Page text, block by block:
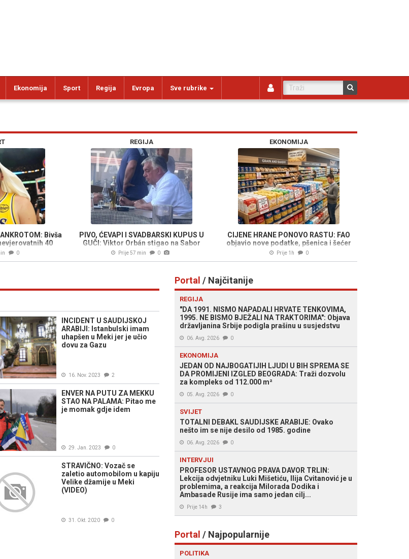
Ekonomija Sport Regija Evropa Sve rubrike
Bivša
40
0
REGIJA
PIVO, ĆEVAPI I SVADBARSKI KUPUS U
GUČI: Viktor Orbán stigao na Sabor
trubača (FOTO)
Prije 57 min 0
EKONOMIJA
CIJENE HRANE PONOVO RASTU: FAO
objavio nove podatke, pšenica i šećer
snažno poskupjeli
Prije 1h 0
INCIDENT U SAUDIJSKOJ
ARABIJI: Istanbulski imam
uhapšen u Meki jer je učio
dovu za Gazu
16. Nov. 2023 2
ENVER NA PUTU ZA MEKKU
STAO NA PALAMA: Pitao me
je momak gdje idem
29. Jan. 2023 0
STRAVIČNO: Vozač se
zaletio automobilom u kapiju
Velike džamije u Meki
(VIDEO)
31. Okt. 2020 0
Portal / Najčitanije
REGIJA
"DA 1991. NISMO NAPADALI HRVATE TENKOVIMA,
1995. NE BISMO BJEŽALI NA TRAKTORIMA": Objava
državljanina Srbije podigla prašinu u susjedstvu
06. Avg. 2026 0
EKONOMIJA
JEDAN OD NAJBOGATIJIH LJUDI U BIH SPREMA SE
DA PROMIJENI IZGLED BEOGRADA: Traži dozvolu
za kompleks od 112.000 m²
05. Avg. 2026 0
SVIJET
TOTALNI DEBAKL SAUDIJSKE ARABIJE: Ovako
nešto im se nije desilo od 1985. godine
06. Avg. 2026 0
INTERVJUI
PROFESOR USTAVNOG PRAVA DAVOR TRLIN:
Lekcija odvjetniku Luki Mišetiću, Ilija Cvitanović je u
problemima, a reakcija Milorada Dodika i
Ambasade Rusije ima samo jedan cilj...
Prije 14h 3
Portal / Najpopularnije
POLITIKA